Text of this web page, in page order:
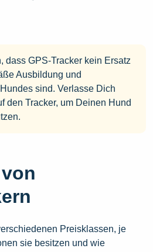
dass GPS-Tracker kein Ersatz
Ausbildung und
sind. Verlasse Dich
den Tracker, um Deinen Hund
Preisklassen, je
sie besitzen und wie